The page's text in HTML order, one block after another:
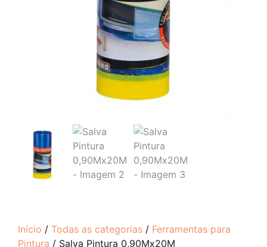
Início / Todas as categorias / Ferramentas para
Pintura / Salva Pintura 0,90Mx20M